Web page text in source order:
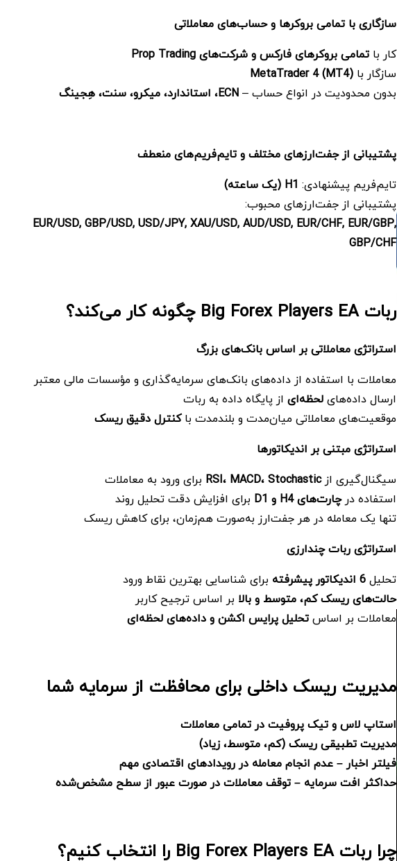
سازگاری با تمامی بروکرها و حساب‌های معاملاتی
کار باتمامی بروکرهای فارکس و شرکت‌های
سازگار با MetaTrader 4 (MT4)
بدون محدودیت در انواع حساب –ECN، استاندارد، میکرو، سنت، هِجینگ
پشتیبانی از جفت‌ارزهای مختلف و تایم‌فریم‌های منعطف
تایم‌فریم پیشنهادی: H1 (یک ساعته)
پشتیبانی از جفت‌ارزهای محبوب:
EUR/USD, GBP/USD, USD/JPY, XAU/USD, AUD/USD, EUR/CHF, EUR/GBP,
GBP/CHF
ربات Big Forex Players EA چگونه کار می‌کند؟
استراتژی معاملاتی بر اساس بانک‌های بزرگ
معاملات با استفاده از داده‌های بانک‌های سرمایه‌گذاری و مؤسسات مالی معتبر
ارسال داده‌هایلحظه‌ای از پایگاه داده به ربات
موقعیت‌های معاملاتی میان‌مدت و بلندمدت باکنترل دقیق ریسک
استراتژی مبتنی بر اندیکاتورها
سیگنال‌گیری از
RSI، MACD،Stochastic
برای ورود به معاملات
استفاده درچارت‌هایH4 و
برای افزایش دقت تحلیل روند
تنها یک معامله در هر جفت‌ارز به‌صورت هم‌زمان، برای کاهش ریسک
استراتژی ربات چندارزی
تحلیل6 اندیکاتور پیشرفته برای شناسایی بهترین نقاط ورود
حالت‌های ریسک کم، متوسط و بالا بر اساس ترجیح کاربر
معاملات بر اساستحلیل پرایس اکشن و داده‌های لحظه‌ای
مدیریت ریسک داخلی برای محافظت از سرمایه شما
استاپ لاس و تیک پروفیت در تمامی معاملات
مدیریت تطبیقی ریسک (کم، متوسط، زیاد)
فیلتر اخبار – عدم انجام معامله در رویدادهای اقتصادی مهم
حداکثر افت سرمایه – توقف معاملات در صورت عبور از سطح مشخص‌شده
چرا ربات Big Forex Players EA را انتخاب کنیم؟